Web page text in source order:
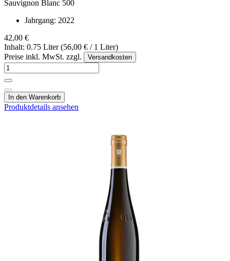
Sauvignon Blanc 500
Jahrgang: 2022
42,00 €
Inhalt: 0.75 Liter (56,00 € / 1 Liter)
Preise inkl. MwSt. zzgl.
Versandkosten
In den Warenkorb
Produktdetails ansehen